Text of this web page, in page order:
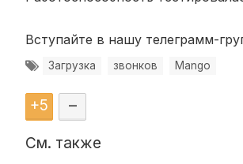
Вступайте в нашу телеграмм-
Загрузка звонков Mango
+5 –
См. также